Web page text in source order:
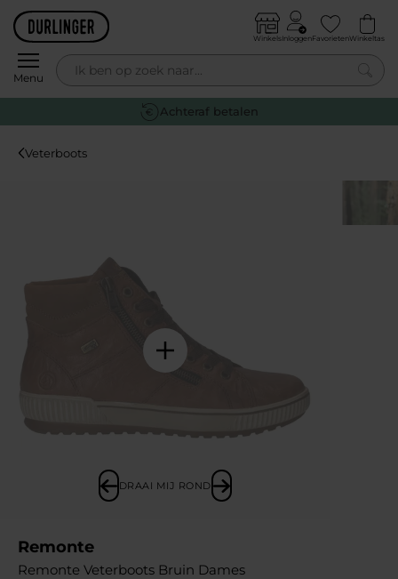
Skip to content
Menu
WinkelsInloggenFavorietenWinkeltas
0
Achteraf betalen
Veterboots
DRAAI MIJ ROND
Remonte
Remonte Veterboots Bruin Dames